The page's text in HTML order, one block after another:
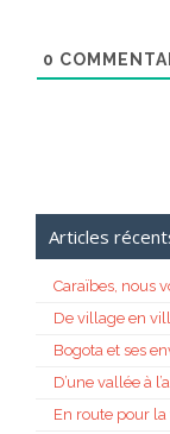
0
Articles
Caraïbes, nous
De village en
Bogota et ses
D’une vallée à
En route pour